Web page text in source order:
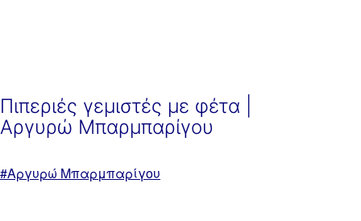
Πιπεριές γεμιστές με φέτα |
Αργυρώ Μπαρμπαρίγου
ΜεΑργυρώ Μπαρμπαρίγου